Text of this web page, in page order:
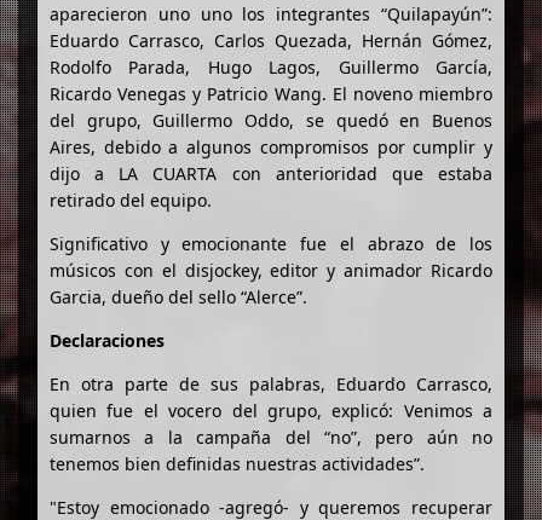
aparecieron uno uno los integrantes “Quilapayún”:
Eduardo Carrasco, Carlos Quezada, Hernán Gómez,
Rodolfo Parada, Hugo Lagos, Guillermo García,
Ricardo Venegas y Patricio Wang. El noveno miembro
del grupo, Guillermo Oddo, se quedó en Buenos
Aires, debido a algunos compromisos por cumplir y
dijo a LA CUARTA con anterioridad que estaba
retirado del equipo.
Significativo y emocionante fue el abrazo de los
músicos con el disjockey, editor y animador Ricardo
Garcia, dueño del sello “Alerce”.
Declaraciones
En otra parte de sus palabras, Eduardo Carrasco,
quien fue el vocero del grupo, explicó: Venimos a
sumarnos a la campaña del “no”, pero aún no
tenemos bien definidas nuestras actividades”.
"Estoy emocionado -agregó- y queremos recuperar